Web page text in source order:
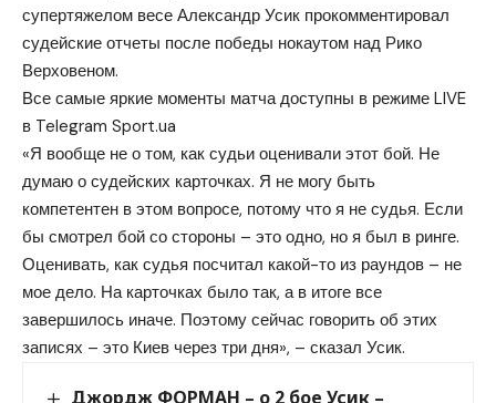
супертяжелом весе Александр Усик прокомментировал
судейские отчеты после победы нокаутом над Рико
Верховеном.
Все самые яркие моменты матча доступны в режиме LIVE
в Telegram Sport.ua
«Я вообще не о том, как судьи оценивали этот бой. Не
думаю о судейских карточках. Я не могу быть
компетентен в этом вопросе, потому что я не судья. Если
бы смотрел бой со стороны – это одно, но я был в ринге.
Оценивать, как судья посчитал какой-то из раундов – не
мое дело. На карточках было так, а в итоге все
завершилось иначе. Поэтому сейчас говорить об этих
записях – это Киев через три дня», – сказал Усик.
Джордж ФОРМАН – о 2 бое Усик –